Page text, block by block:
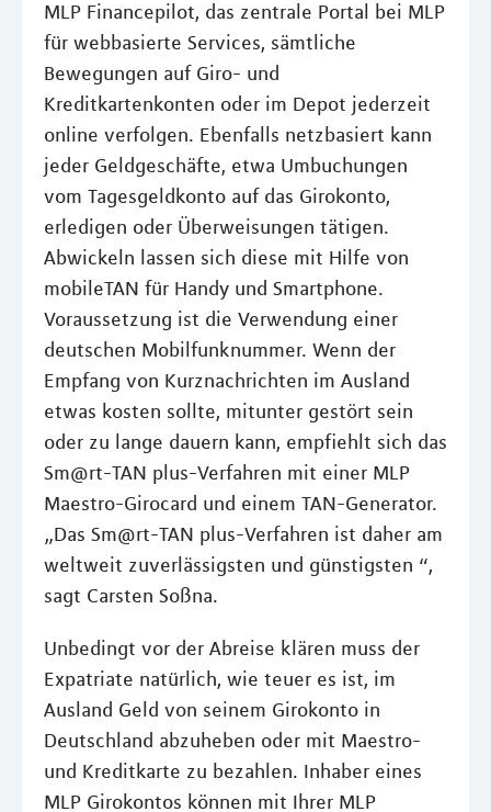
MLP Financepilot, das zentrale Portal bei MLP
für webbasierte Services, sämtliche
Bewegungen auf Giro- und
Kreditkartenkonten oder im Depot jederzeit
online verfolgen. Ebenfalls netzbasiert kann
jeder Geldgeschäfte, etwa Umbuchungen
vom Tagesgeldkonto auf das Girokonto,
erledigen oder Überweisungen tätigen.
Abwickeln lassen sich diese mit Hilfe von
mobileTAN für Handy und Smartphone.
Voraussetzung ist die Verwendung einer
deutschen Mobilfunknummer. Wenn der
Empfang von Kurznachrichten im Ausland
etwas kosten sollte, mitunter gestört sein
oder zu lange dauern kann, empfiehlt sich das
Sm@rt-TAN plus-Verfahren mit einer MLP
Maestro-Girocard und einem TAN-Generator.
„Das Sm@rt-TAN plus-Verfahren ist daher am
weltweit zuverlässigsten und günstigsten “,
sagt Carsten Soßna.
Unbedingt vor der Abreise klären muss der
Expatriate natürlich, wie teuer es ist, im
Ausland Geld von seinem Girokonto in
Deutschland abzuheben oder mit Maestro-
und Kreditkarte zu bezahlen. Inhaber eines
MLP Girokontos können mit Ihrer MLP